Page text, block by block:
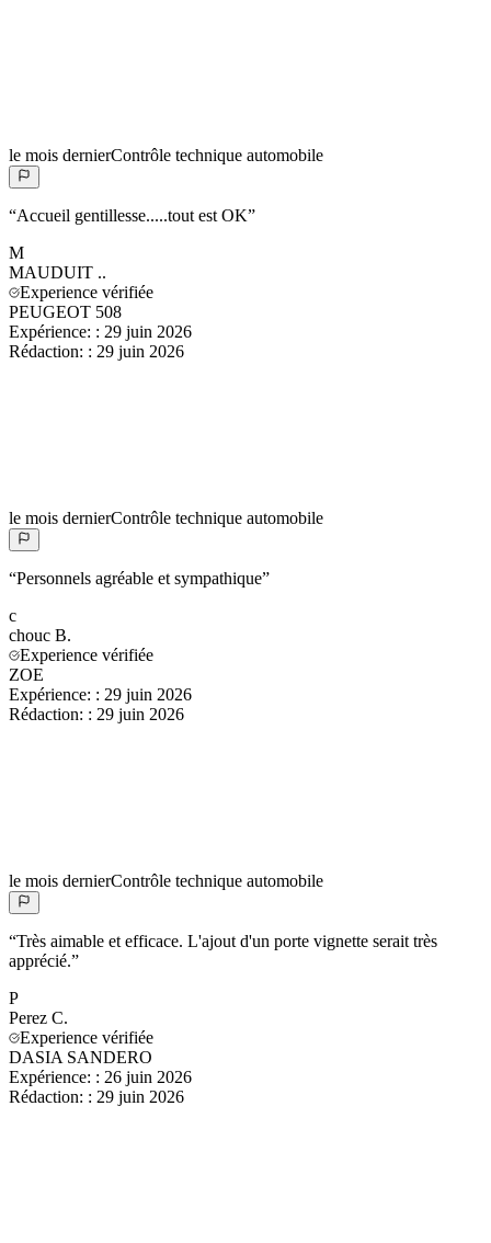
le mois dernierContrôle technique automobile
“Accueil gentillesse.....tout est OK”
M
MAUDUIT ..
Experience vérifiée
PEUGEOT 508
Expérience: : 29 juin 2026
Rédaction: : 29 juin 2026
le mois dernierContrôle technique automobile
“Personnels agréable et sympathique”
c
chouc B.
Experience vérifiée
ZOE
Expérience: : 29 juin 2026
Rédaction: : 29 juin 2026
le mois dernierContrôle technique automobile
“Très aimable et efficace. L'ajout d'un porte vignette serait très
apprécié.”
P
Perez C.
Experience vérifiée
DASIA SANDERO
Expérience: : 26 juin 2026
Rédaction: : 29 juin 2026